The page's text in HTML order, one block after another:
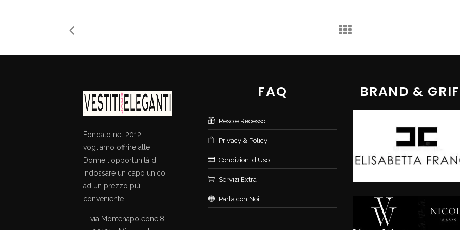
Fondato nel 2012 ,
vogliamo offrire alle
Donne l'opportunità di
indossare un capo unico
ad un prezzo più
conveniente ...
via Montenapoleone,8
FAQ
Reso e Recesso
Privacy & Policy
Condizioni d'Uso
Servizi Extra
Parla con Noi
BRAND &